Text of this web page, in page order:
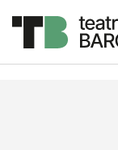
Descripció